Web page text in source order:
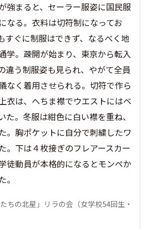
強まると、セーラー服姿に国民服
なる。衣料は切符制になってお
すぐに制服はできず、なるべく地
学。疎開が始まり、東京から転入
違う制服姿も見られ、やがて全員
なく着用させられる。切符で作ら
衣は、へちま襟でウエストにはベ
た。冬服は紺色に白い襟を重ね、
。胸ポケットに自分で刺繍したワ
。下は４枚接ぎのフレアースカー
徒動員が本格的になるとモンペか
。
ちの北星」リラの会（女学校54回生・